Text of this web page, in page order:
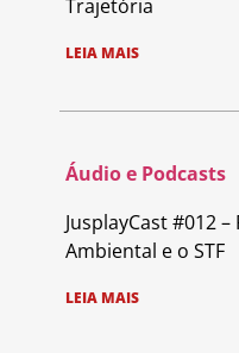
Trajetória
LEIA MAIS
Áudio e Podcasts
JusplayCast #012
Ambiental e o STF
LEIA MAIS